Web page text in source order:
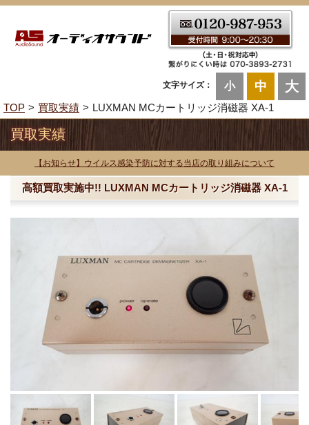
文字サイズ： 小 中 大
TOP 買取実績 LUXMAN MCカートリッジ消磁器 XA-1
買取実績
【お知らせ】ウイルス感染予防に対する当店の取り組みについて
高額買取実施中!! LUXMAN MCカートリッジ消磁器 XA-1